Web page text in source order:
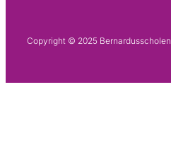
Copyright © 2025 Bernardusscholen